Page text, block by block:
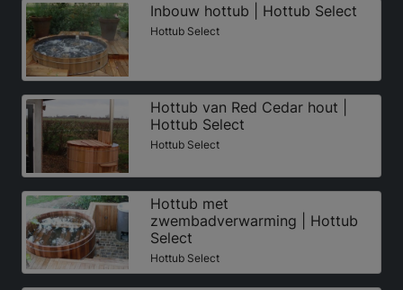
Inbouw hottub | Hottub Select
Hottub Select
Hottub van Red Cedar hout |
Hottub Select
Hottub Select
Hottub met
zwembadverwarming | Hottub
Select
Hottub Select